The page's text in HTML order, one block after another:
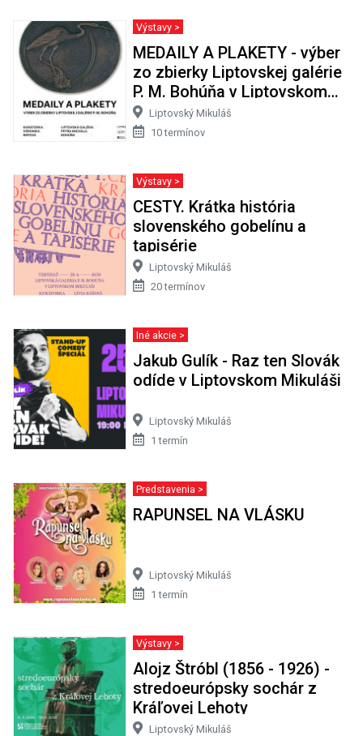
Výstavy >
MEDAILY A PLAKETY - výber
zo zbierky Liptovskej galérie
P. M. Bohúňa v Liptovskom
Mikuláši
Liptovský Mikuláš
10 termínov
Výstavy >
CESTY. Krátka história
slovenského gobelínu a
tapisérie
Liptovský Mikuláš
20 termínov
Iné akcie >
Jakub Gulík - Raz ten Slovák
odíde v Liptovskom Mikuláši
Liptovský Mikuláš
1 termín
Predstavenia >
RAPUNSEL NA VLÁSKU
Liptovský Mikuláš
1 termín
Výstavy >
Alojz Štróbl (1856 - 1926) -
stredoeurópsky sochár z
Kráľovej Lehoty
Liptovský Mikuláš